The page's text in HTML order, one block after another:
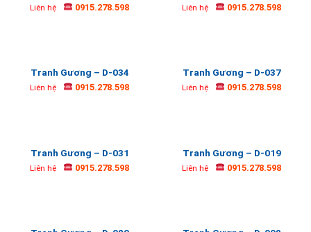
Liên hệ 0915.278.598 Liên hệ 0915.278.598
Tranh Gương – D-034
Liên hệ 0915.278.598
Tranh Gương – D-037
Liên hệ 0915.278.598
Tranh Gương – D-031
Liên hệ 0915.278.598
Tranh Gương – D-019
Liên hệ 0915.278.598